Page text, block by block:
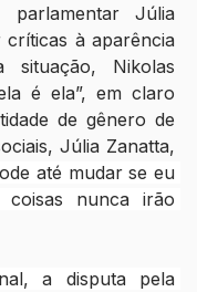
Júlia
críticas à aparência
situação, Nikolas
é ela”, em claro
de gênero de
Júlia Zanatta,
até mudar se eu
coisas nunca irão
a disputa pela